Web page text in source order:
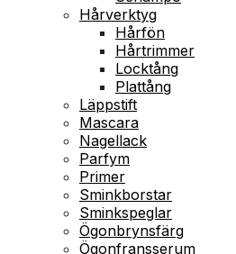
Hårverktyg
Hårfön
Hårtrimmer
Locktång
Plattång
Läppstift
Mascara
Nagellack
Parfym
Primer
Sminkborstar
Sminkspeglar
Ögonbrynsfärg
Ögonfransserum